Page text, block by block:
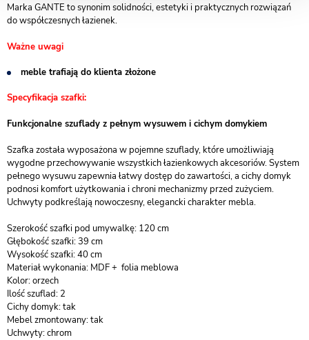
Marka GANTE to synonim solidności, estetyki i praktycznych rozwiązań
do współczesnych łazienek.
Ważne uwagi
meble trafiają do klienta złożone
Specyfikacja szafki:
Funkcjonalne szuflady z pełnym wysuwem i cichym domykiem
Szafka została wyposażona w pojemne szuflady, które umożliwiają
wygodne przechowywanie wszystkich łazienkowych akcesoriów. System
pełnego wysuwu zapewnia łatwy dostęp do zawartości, a cichy domyk
podnosi komfort użytkowania i chroni mechanizmy przed zużyciem.
Uchwyty podkreślają nowoczesny, elegancki charakter mebla.
Szerokość szafki pod umywalkę: 120 cm
Głębokość szafki: 39 cm
Wysokość szafki: 40 cm
Materiał wykonania: MDF + folia meblowa
Kolor: orzech
Ilość szuflad: 2
Cichy domyk: tak
Mebel zmontowany: tak
Uchwyty: chrom